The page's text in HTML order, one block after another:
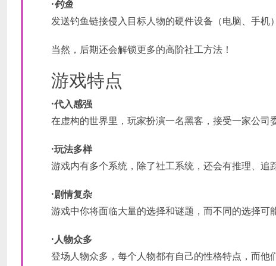
·钓鱼
发送钓鱼链接侵入目标人物的硬件设备（电脑、手机
当然，后期还会解锁更多的高阶社工方法！
游戏特点
·代入感强
在虚构的世界里，玩家扮演一名黑客，接受一家公司
·玩法多样
游戏内有多个系统，除了社工系统，还会有推理、追
·剧情复杂
游戏中你将面临大量的选择和谜题，而不同的选择可
·人物众多
登场人物众多，每个人物都有自己的性格特点，而